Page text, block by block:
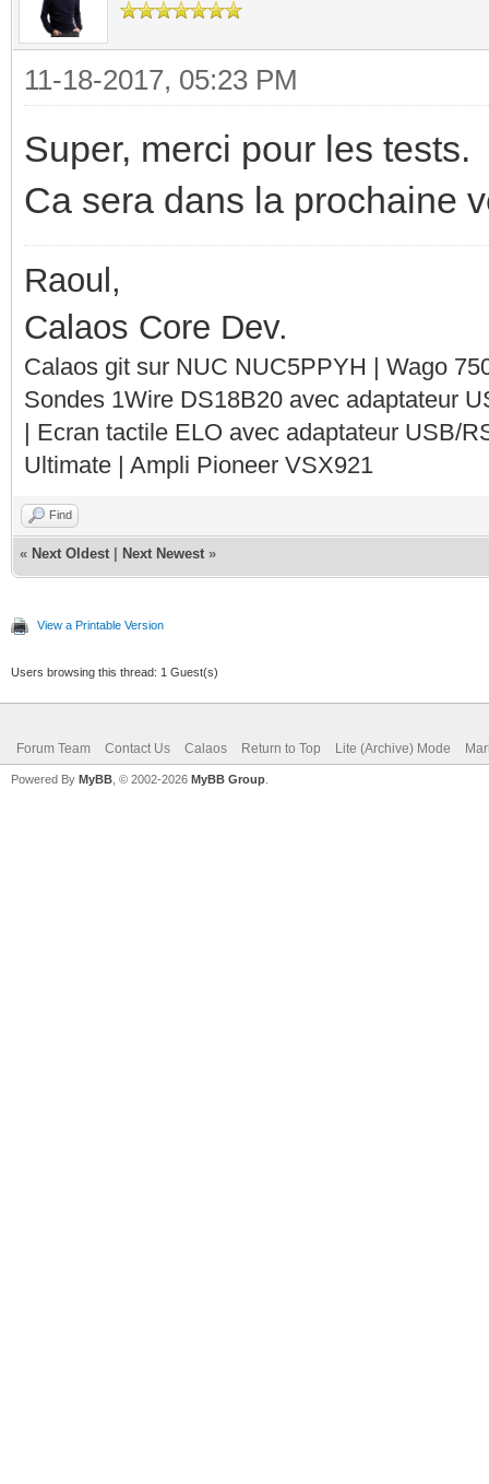
11-18-2017, 05:23 PM
Super, merci pour les tests.
Ca sera dans la prochaine
Raoul,
Calaos Core Dev.
Calaos git sur NUC NUC5PPYH | Wago
Sondes 1Wire DS18B20 avec adaptateur
| Ecran tactile ELO avec adaptateur USB/
Ultimate | Ampli Pioneer VSX921
Find
« Next Oldest Next Newest »
View a Printable Version
Users browsing this thread: 1 Guest(s)
Forum Team Contact Us Calaos Return to Top Lite (Archive) Mode
Powered By MyBB , © 2002-2026 MyBB Group